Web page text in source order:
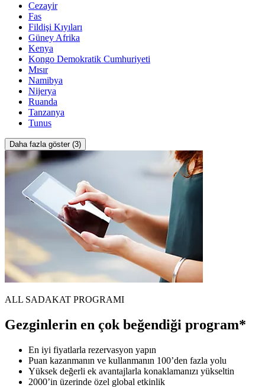
Cezayir
Fas
Fildişi Kıyıları
Güney Afrika
Kenya
Kongo Demokratik Cumhuriyeti
Mısır
Namibya
Nijerya
Ruanda
Tanzanya
Tunus
Daha fazla göster (3)
ALL SADAKAT PROGRAMI
Gezginlerin en çok beğendiği program*
En iyi fiyatlarla rezervasyon yapın
Puan kazanmanın ve kullanmanın 100’den fazla yolu
Yüksek değerli ek avantajlarla konaklamanızı yükseltin
2000’in üzerinde özel global etkinlik